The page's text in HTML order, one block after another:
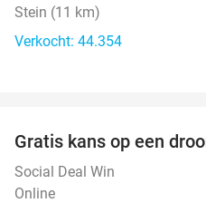
Stein (11 km)
Verkocht: 44.354
Gratis kans op een
Social Deal Win
Online